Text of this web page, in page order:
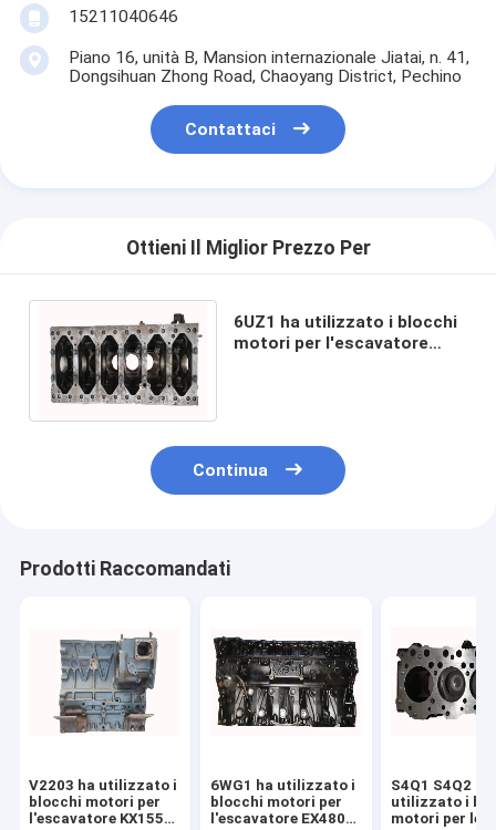
15211040646
Piano 16, unità B, Mansion internazionale Jiatai, n. 41,
Dongsihuan Zhong Road, Chaoyang District, Pechino
Contattaci
Ottieni Il Miglior Prezzo Per
6UZ1 ha utilizzato i blocchi
motori per l'escavatore
Continua
Prodotti Raccomandati
V2203 ha utilizzato i
blocchi motori per
l'escavatore KX155
6WG1 ha utilizzato i
blocchi motori per
l'escavatore EX480
S4Q1 S4Q2 ha
utilizzato i
motori per le